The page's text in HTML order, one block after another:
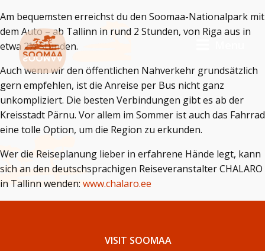
Am bequemsten erreichst du den Soomaa-Nationalpark mit
dem Auto – ab Tallinn in rund 2 Stunden, von Riga aus in
etwa 2½ Stunden.
Auch wenn wir den öffentlichen Nahverkehr grundsätzlich
gern empfehlen, ist die Anreise per Bus nicht ganz
unkompliziert. Die besten Verbindungen gibt es ab der
Kreisstadt Pärnu. Vor allem im Sommer ist auch das Fahrrad
eine tolle Option, um die Region zu erkunden.
Wer die Reiseplanung lieber in erfahrene Hände legt, kann
sich an den deutschsprachigen Reiseveranstalter CHALARO
in Tallinn wenden: www.chalaro.ee
VISIT SOOMAA